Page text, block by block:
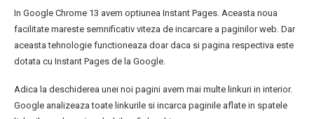
In Google Chrome 13 avem optiunea Instant Pages. Aceasta noua
facilitate mareste semnificativ viteza de incarcare a paginilor web. Dar
aceasta tehnologie functioneaza doar daca si pagina respectiva este
dotata cu Instant Pages de la Google.
Adica la deschiderea unei noi pagini avem mai multe linkuri in interior.
Google analizeaza toate linkurile si incarca paginile aflate in spatele